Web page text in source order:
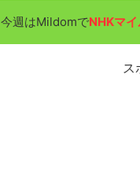
今週はMildomでNHKマイ
ス